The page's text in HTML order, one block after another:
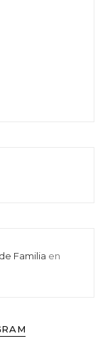
Familia en